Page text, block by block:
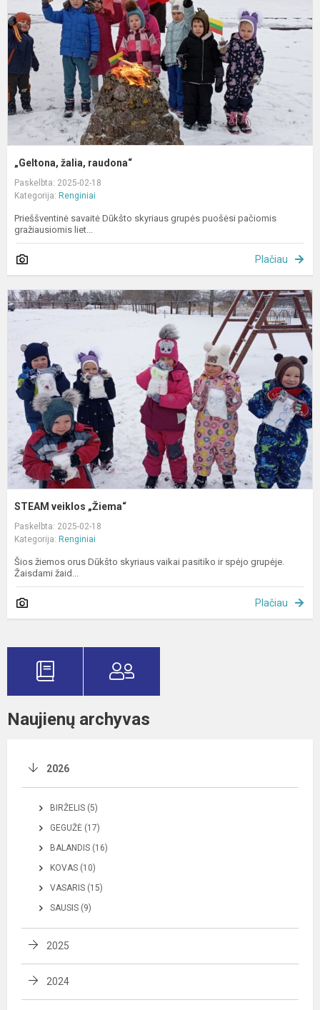
„Geltona, žalia, raudona“
Paskelbta: 2025-02-18
Kategorija: Renginiai
Prieššventinė savaitė Dūkšto skyriaus grupės puošėsi pačiomis
gražiausiomis liet...
Plačiau
STEAM veiklos „Žiema“
Paskelbta: 2025-02-18
Kategorija: Renginiai
Šios žiemos orus Dūkšto skyriaus vaikai pasitiko ir spėjo grupėje.
Žaisdami žaid...
Plačiau
Naujienų archyvas
2026
BIRŽELIS (5)
GEGUŽĖ (17)
BALANDIS (16)
KOVAS (10)
VASARIS (15)
SAUSIS (9)
2025
2024